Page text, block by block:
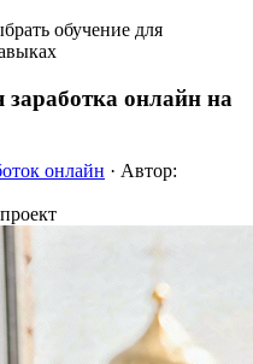
обучение для
онлайн на
онлайн · Автор: